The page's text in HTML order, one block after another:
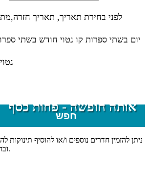
לפני בחירת תאריך, תאריך חזרה,
יום בשתי ספרות קו נטוי חודש בשתי
חפש
ובחירת המלון המבוקש.
אותה חופשה - פחות כסף